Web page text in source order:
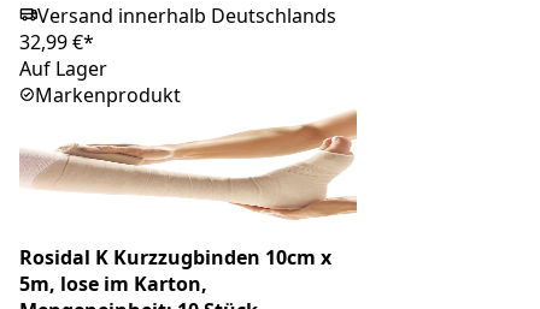
Versand innerhalb Deutschlands
32,99 €*
Auf Lager
Markenprodukt
Rosidal K Kurzzugbinden 10cm x
5m, lose im Karton,